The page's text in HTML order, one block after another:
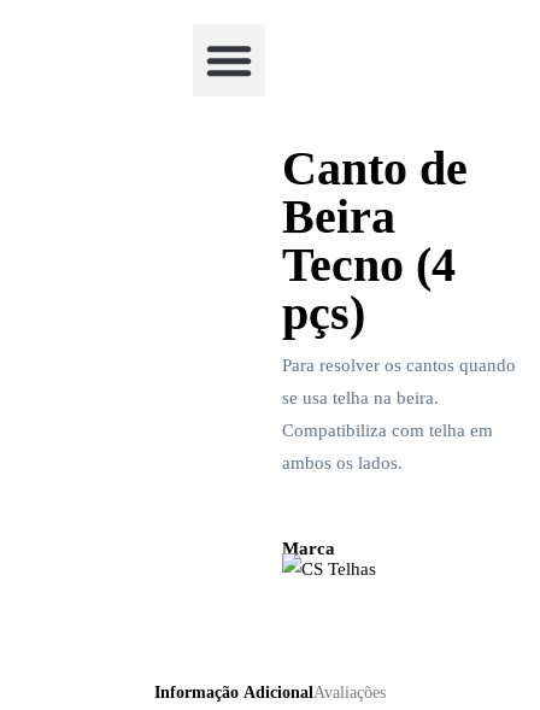
Canto de
Beira
Tecno (4
pçs)
Para resolver os cantos quando
se usa telha na beira.
Compatibiliza com telha em
ambos os lados.
Marca
Informação AdicionalAvaliações